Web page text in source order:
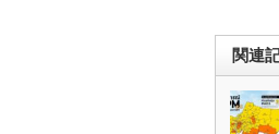
関連